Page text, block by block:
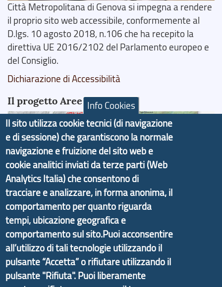
Città Metropolitana di Genova si impegna a rendere
il proprio sito web accessibile, conformemente al
D.lgs. 10 agosto 2018, n.106 che ha recepito la
direttiva UE 2016/2102 del Parlamento europeo e
del Consiglio.
Dichiarazione di Accessibilità
Il progetto Aree Interne
Il portale di marketing territoriale e sviluppo locale
di Genova Città Metropolitana si è sviluppato a
partire dal progetto nazionale Aree Interne
promosso dal Dipartimento per lo Sviluppo
Economico e finalizzato al rilancio socio-economico
delle valli dell’entroterra. In particolare fornisce
informazioni ed aggiornamenti sullaStrategia
d'Area Antola-Tigullio , in collaborazione con Regione
Liguria ed ANCI Liguria.
Info Cookies
Il sito utilizza cookie tecnici (di navigazione
e di sessione) che garantiscono la normale
navigazione e fruizione del sito web e
cookie analitici inviati da terze parti (Web
Analytics Italia) che consentono di
tracciare e analizzare, in forma anonima, il
comportamento per quanto riguarda
tempi, ubicazione geografica e
comportamento sul sito.Puoi acconsentire
all’utilizzo di tali tecnologie utilizzando il
pulsante “Accetta” o rifiutare utilizzando il
pulsante "Rifiuta". Puoi liberamente